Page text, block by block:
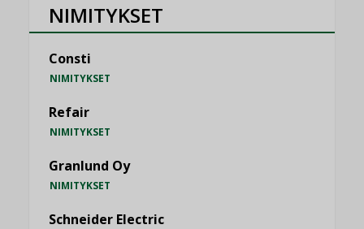
NIMITYKSET
Consti
NIMITYKSET
Refair
NIMITYKSET
Granlund Oy
NIMITYKSET
Schneider Electric